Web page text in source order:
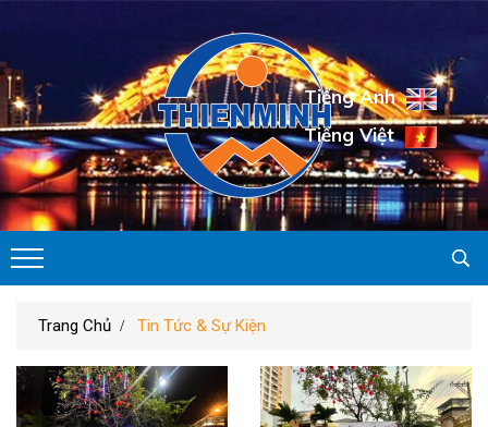
Tiếng Anh
Tiếng Việt
Trang Chủ Tin Tức & Sự Kiện